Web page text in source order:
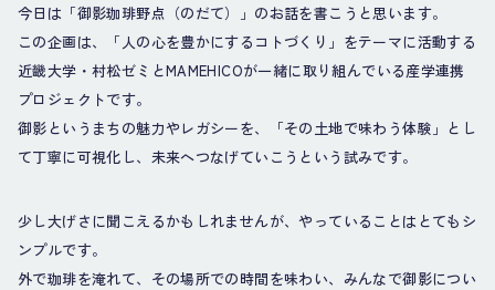
今日は「御影珈琲野点（のだて）」のお話を書こうと思います。
この企画は、「人の心を豊かにするコトづくり」をテーマに活動する
近畿大学・村松ゼミとMAMEHICOが一緒に取り組んでいる産学連携
プロジェクトです。
御影というまちの魅力やレガシーを、「その土地で味わう体験」とし
て丁寧に可視化し、未来へつなげていこうという試みです。
少し大げさに聞こえるかもしれませんが、やっていることはとてもシ
ンプルです。
外で珈琲を淹れて、その場所での時間を味わい、みんなで御影につい